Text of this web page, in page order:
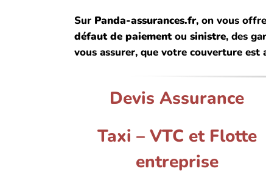
SurPanda-assurances.fr, on vous
défaut de paiementou sinistre, des
vous assurer, que votre couverture est
Devis Assurance
Taxi – VTC et Flotte
entreprise